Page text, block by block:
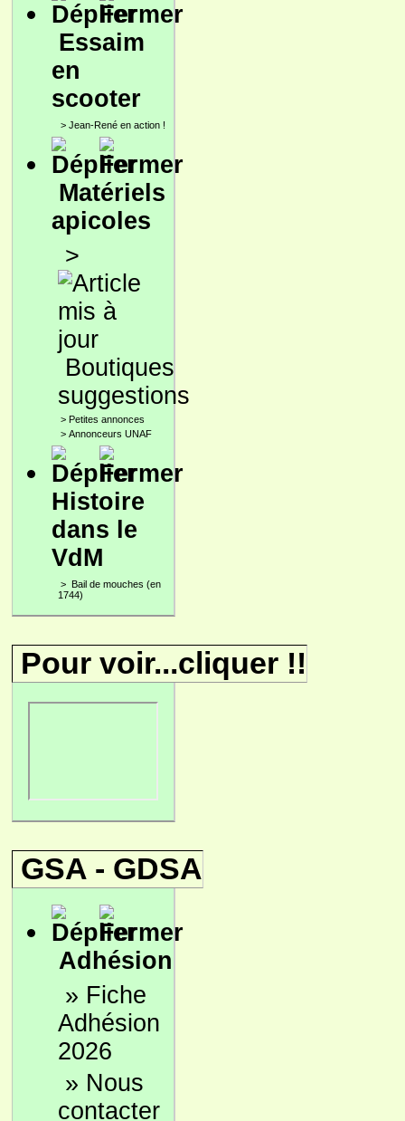
Essaim
en
scooter
> Jean-René en action !
Matériels
apicoles
>
Boutiques
suggestions
> Petites annonces
> Annonceurs UNAF
Histoire
dans le
VdM
> Bail de mouches (en
1744)
Pour voir...cliquer !!
GSA - GDSA
Adhésion
» Fiche
Adhésion
2026
» Nous
contacter